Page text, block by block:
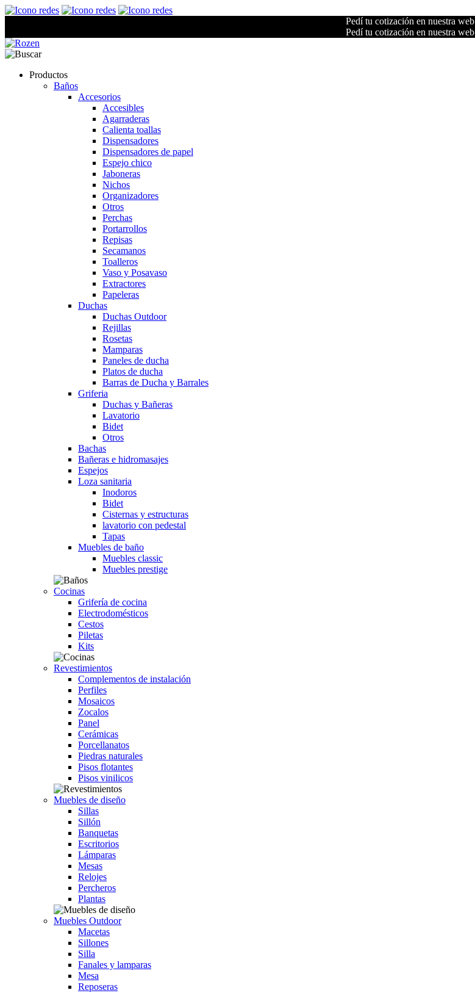
Pedí tu cotización en nuestra web
Pedí tu cotización en nuestra web
Productos
Baños
Accesorios
Accesibles
Agarraderas
Calienta toallas
Dispensadores
Dispensadores de papel
Espejo chico
Jaboneras
Nichos
Organizadores
Otros
Perchas
Portarrollos
Repisas
Secamanos
Toalleros
Vaso y Posavaso
Extractores
Papeleras
Duchas
Duchas Outdoor
Rejillas
Rosetas
Mamparas
Paneles de ducha
Platos de ducha
Barras de Ducha y Barrales
Griferia
Duchas y Bañeras
Lavatorio
Bidet
Otros
Bachas
Bañeras e hidromasajes
Espejos
Loza sanitaria
Inodoros
Bidet
Cisternas y estructuras
lavatorio con pedestal
Tapas
Muebles de baño
Muebles classic
Muebles prestige
Cocinas
Grifería de cocina
Electrodomésticos
Cestos
Piletas
Kits
Revestimientos
Complementos de instalación
Perfiles
Mosaicos
Zocalos
Panel
Cerámicas
Porcellanatos
Piedras naturales
Pisos flotantes
Pisos vinilicos
Muebles de diseño
Sillas
Sillón
Banquetas
Escritorios
Lámparas
Mesas
Relojes
Percheros
Plantas
Muebles Outdoor
Macetas
Sillones
Silla
Fanales y lamparas
Mesa
Reposeras